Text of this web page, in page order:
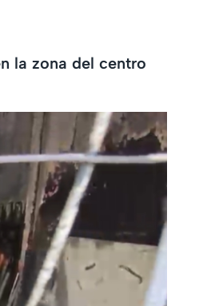
la zona del centro